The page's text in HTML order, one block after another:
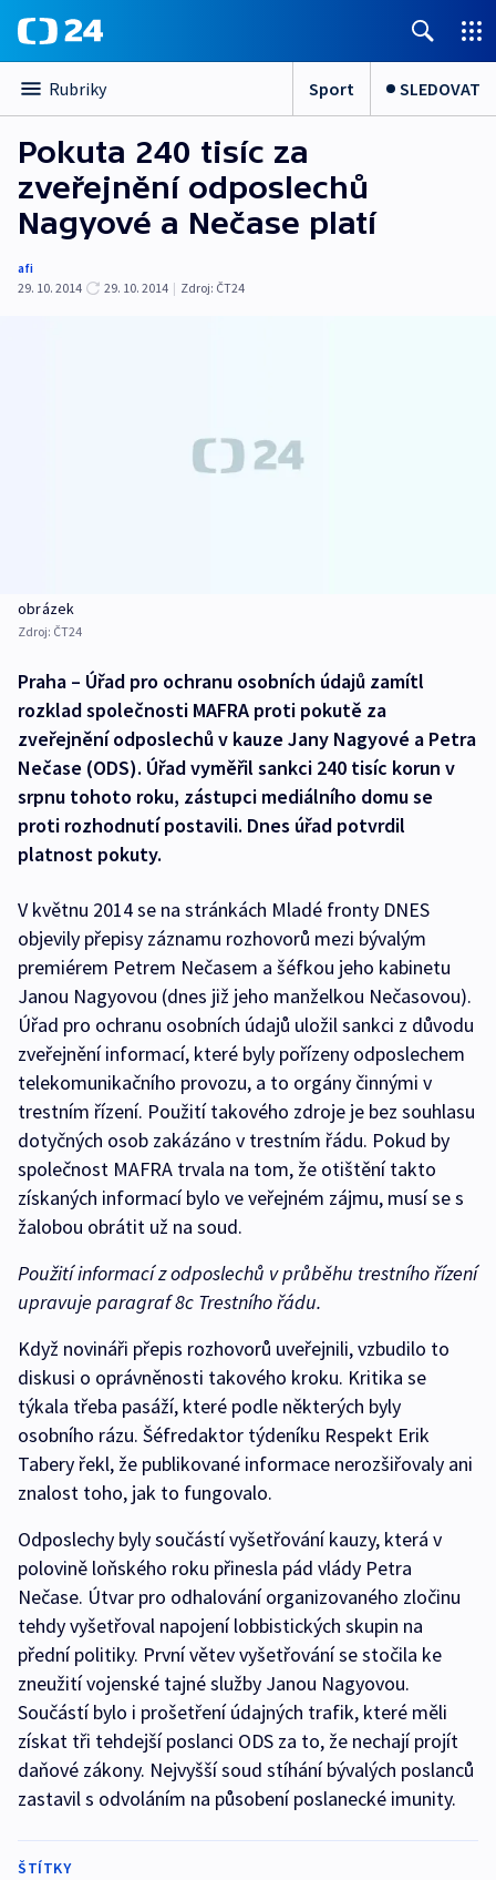
Rubriky Sport SLEDOVAT
Pokuta 240 tisíc za
zveřejnění odposlechů
Nagyové a Nečase platí
afi
29. 10. 2014
29. 10. 2014 | Zdroj: ČT24
obrázek
Zdroj: ČT24
Praha – Úřad pro ochranu osobních údajů zamítl
rozklad společnosti MAFRA proti pokutě za
zveřejnění odposlechů v kauze Jany Nagyové a Petra
Nečase (ODS). Úřad vyměřil sankci 240 tisíc korun v
srpnu tohoto roku, zástupci mediálního domu se
proti rozhodnutí postavili. Dnes úřad potvrdil
platnost pokuty.
V květnu 2014 se na stránkách Mladé fronty DNES
objevily přepisy záznamu rozhovorů mezi bývalým
premiérem Petrem Nečasem a šéfkou jeho kabinetu
Janou Nagyovou (dnes již jeho manželkou Nečasovou).
Úřad pro ochranu osobních údajů uložil sankci z důvodu
zveřejnění informací, které byly pořízeny odposlechem
telekomunikačního provozu, a to orgány činnými v
trestním řízení. Použití takového zdroje je bez souhlasu
dotyčných osob zakázáno v trestním řádu. Pokud by
společnost MAFRA trvala na tom, že otištění takto
získaných informací bylo ve veřejném zájmu, musí se s
žalobou obrátit už na soud.
Použití informací z odposlechů v průběhu trestního řízení
upravuje paragraf 8c Trestního řádu.
Když novináři přepis rozhovorů uveřejnili, vzbudilo to
diskusi o oprávněnosti takového kroku. Kritika se
týkala třeba pasáží, které podle některých byly
osobního rázu. Šéfredaktor týdeníku Respekt Erik
Tabery řekl, že publikované informace nerozšiřovaly ani
znalost toho, jak to fungovalo.
Odposlechy byly součástí vyšetřování kauzy, která v
polovině loňského roku přinesla pád vlády Petra
Nečase. Útvar pro odhalování organizovaného zločinu
tehdy vyšetřoval napojení lobbistických skupin na
přední politiky. První větev vyšetřování se stočila ke
zneužití vojenské tajné služby Janou Nagyovou.
Součástí bylo i prošetření údajných trafik, které měli
získat tři tehdejší poslanci ODS za to, že nechají projít
daňové zákony. Nejvyšší soud stíhání bývalých poslanců
zastavil s odvoláním na působení poslanecké imunity.
ŠTÍTKY